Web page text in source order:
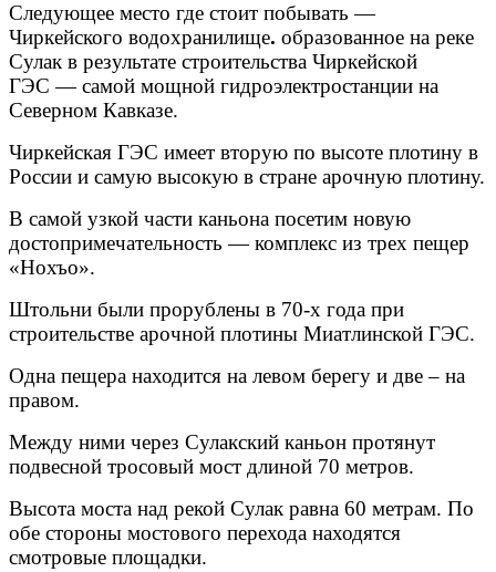
Следующее место где стоит побывать —
Чиркейского водохранилище. образованное на реке
Сулак в результате строительства Чиркейской
ГЭС — самой мощной гидроэлектростанции на
Северном Кавказе.
Чиркейская ГЭС имеет вторую по высоте плотину в
России и самую высокую в стране арочную плотину.
В самой узкой части каньона посетим новую
достопримечательность — комплекс из трех пещер
«Нохъо».
Штольни были прорублены в 70-х года при
строительстве арочной плотины Миатлинской ГЭС.
Одна пещера находится на левом берегу и две – на
правом.
Между ними через Сулакский каньон протянут
подвесной тросовый мост длиной 70 метров.
Высота моста над рекой Сулак равна 60 метрам. По
обе стороны мостового перехода находятся
смотровые площадки.